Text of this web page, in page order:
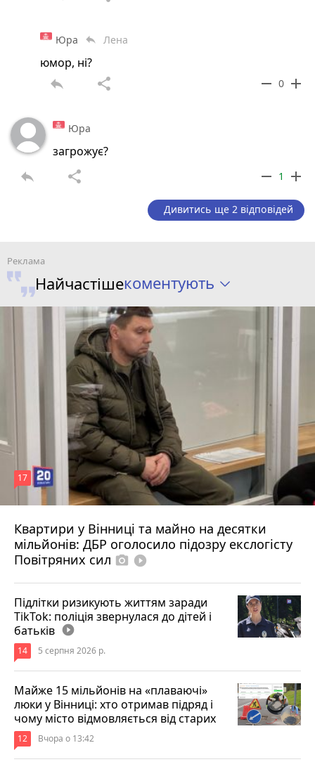
Юра reply Лена
юмор, ні?
reply share remove 0 add
Юра
загрожує?
reply share remove 1 add
Дивитись ще 2 відповідей
Найчастішекоментують
Квартири у Вінниці та майно на десятки
мільйонів: ДБР оголосило підозру екслогісту
Повітряних сил photo_camera play_circle_filled
17
Вчора о 10:37
Підлітки ризикують життям заради
TikTok: поліція звернулася до дітей і
батьків play_circle_filled
14 5 серпня 2026 р.
Майже 15 мільйонів на «плаваючі»
люки у Вінниці: хто отримав підряд і
чому місто відмовляється від старих
12 Вчора о 13:42